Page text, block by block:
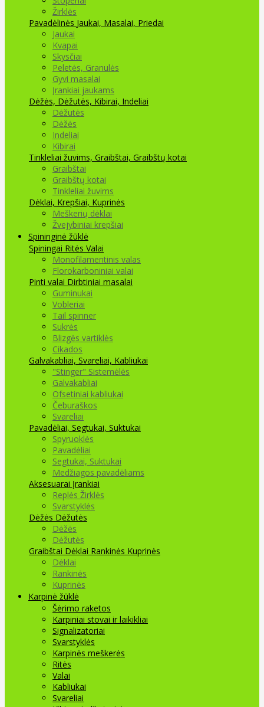
Žirklės
Pavadėlinės Jaukai, Masalai, Priedai
Jaukai
Kvapai
Skysčiai
Peletės, Granulės
Gyvi masalai
Įrankiai jaukams
Dėžės, Dėžutės, Kibirai, Indeliai
Dėžutės
Dėžės
Indeliai
Kibirai
Tinkleliai žuvims, Graibštai, Graibštų kotai
Graibštai
Graibštų kotai
Tinkleliai žuvims
Dėklai, Krepšiai, Kuprinės
Meškerių dėklai
Žvejybiniai krepšiai
Spininginė žūklė
Spiningai Ritės Valai
Monofilamentinis valas
Florokarboniniai valai
Pinti valai Dirbtiniai masalai
Guminukai
Vobleriai
Tail spinner
Sukrės
Blizgės vartiklės
Cikados
Galvakabliai, Svareliai, Kabliukai
"Stinger" Sistemėlės
Galvakabliai
Ofsetiniai kabliukai
Čeburaškos
Svareliai
Pavadėliai, Segtukai, Suktukai
Spyruoklės
Pavadėliai
Segtukai, Suktukai
Medžiagos pavadėliams
Aksesuarai Įrankiai
Replės Žirklės
Svarstyklės
Dėžės Dėžutės
Dėžės
Dėžutės
Graibštai Dėklai Rankinės Kuprinės
Dėklai
Rankinės
Kuprinės
Karpinė žūklė
Šėrimo raketos
Karpiniai stovai ir laikikliai
Signalizatoriai
Svarstyklės
Karpinės meškerės
Ritės
Valai
Kabliukai
Svareliai